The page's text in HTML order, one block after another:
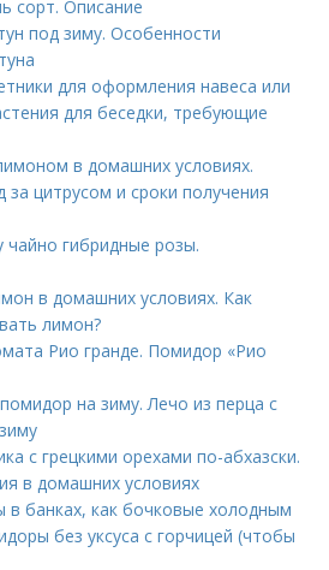
сорт. Описание
под зиму. Особенности
для оформления навеса или
для беседки, требующие
в домашних условиях.
цитрусом и сроки получения
чайно гибридные розы.
в домашних условиях. Как
лимон?
Рио гранде. Помидор «Рио
на зиму. Лечо из перца с
с грецкими орехами по-абхазски.
в домашних условиях
банках, как бочковые холодным
без уксуса с горчицей (чтобы